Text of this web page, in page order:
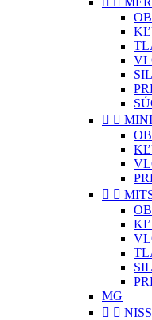
  MINI
 
MG
 